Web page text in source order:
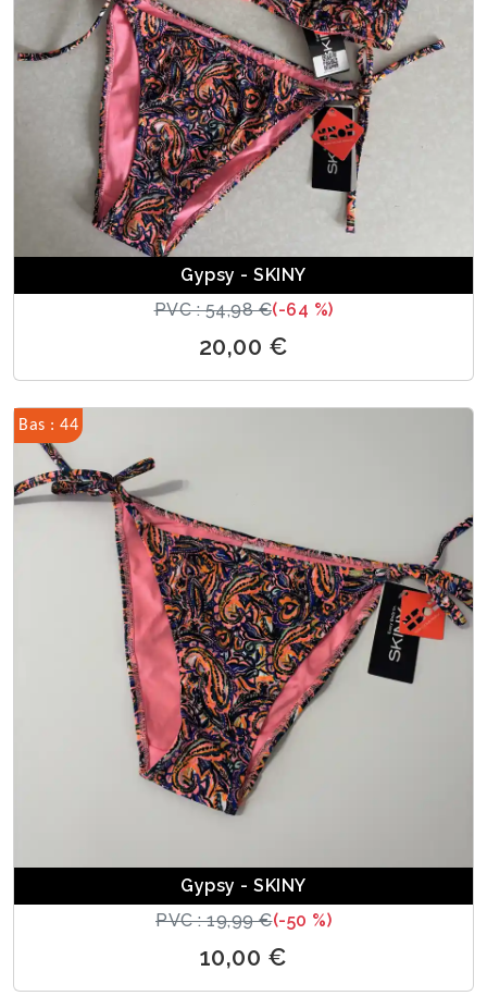
Gypsy - SKINY
PVC : 54,98 €(-64 %)
20,00 €
Bas : 44
Gypsy - SKINY
PVC : 19,99 €(-50 %)
10,00 €